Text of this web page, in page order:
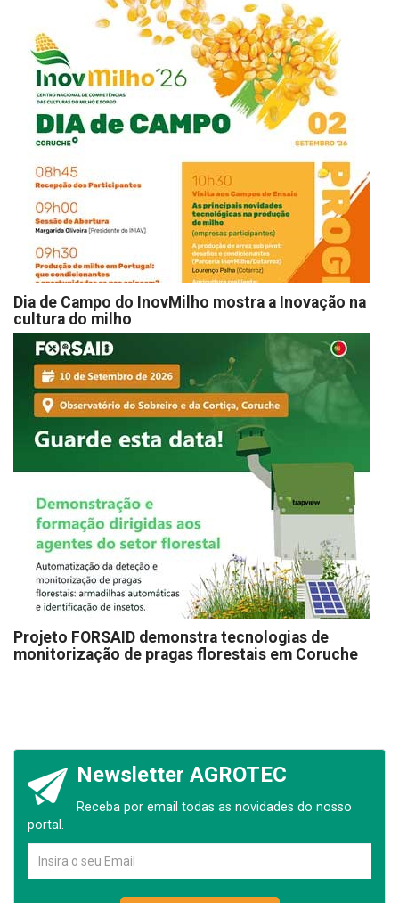
Dia de Campo do InovMilho mostra a Inovação na
cultura do milho
Projeto FORSAID demonstra tecnologias de
monitorização de pragas florestais em Coruche
Newsletter AGROTEC
Receba por email todas as novidades do nosso
portal.